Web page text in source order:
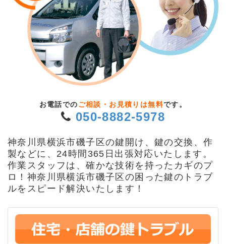
お電話での ご相談・お見積りは無料です。
050-8882-5978
神奈川県横浜市磯子区の鍵開け、鍵の交換、作
製などに、24時間365日出張対応いたします。
作業スタッフは、確かな技術を持ったカギのプ
ロ！神奈川県横浜市磯子区の困った鍵のトラブ
ルをスピード解決いたします！